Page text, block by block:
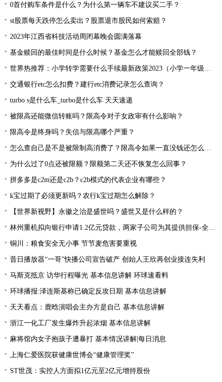
0首付购车条件是什么？为什么第一辆车不建议买二手？
st股票每天跌停怎么卖出？股票退市股民如何索赔？
2023年江西省科技活动周闭幕晚会圆满落幕
基金赎回的最佳时间是什么时候？基金怎么才能赎回全部钱？
世界热推荐：小学转学需要什么手续最新政策2023（小学一年级想转学怎样办理）
交通银行etc怎么扣费？建行etc消费记录怎么查询？
turbo s是什么车_turbo是什么车 天天速递
被限高还能微信转账吗？限高令对子女政审有什么影响？
限高令是终身吗？失信与限高哪个严重？
怎么查自己是不是被限制高消费了？限高令如果一直没钱还怎么办？
为什么过了0点还被限额？限额第二天还不恢复怎么回事？
拼多多是c2m还是c2b？c2b模式的代表企业有哪些？
k宝过期了必须更新吗？农行k宝过期怎么解除？
【世界新视野】永徽之治是盛世吗？盛世又是什么样的？
林州重机拟向银行申请1.2亿元贷款，两家子公司为其提供担保-全球热资讯
铜川：粮食安全无小事 节节麦危害要重视
昔日播放器“一哥”快播公司宣告破产 创始人王欣再创业接连失利
马斯克抵京 访华行程曝光 基本信息讲解 环球速看料
环球播报:泽连斯基称已确定反攻日期 基本信息讲解
天天看点：鹿晗演唱会主办方是自己 基本信息讲解
浙江一化工厂发生爆炸升起浓烟 基本信息讲解
麻将馆内女子抱孩子遭暴打 基本情况讲解|每日消息
上海仁爱医院获健康世博会“健康管理奖”
ST世茂：实控人方面拟1亿元至2亿元增持股份